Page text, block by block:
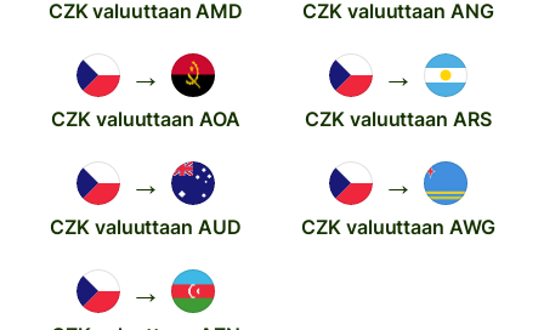
CZK valuuttaan AMD CZK valuuttaan ANG
→
CZK valuuttaan AOA
→
CZK valuuttaan ARS
→
CZK valuuttaan AUD
→
CZK valuuttaan AWG
→